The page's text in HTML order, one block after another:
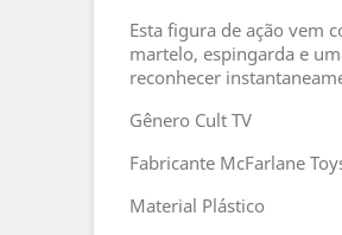
Esta figura de ação vem
martelo, espingarda e
reconhecer
Gênero Cult TV
Fabricante McFarlane
Material Plástico